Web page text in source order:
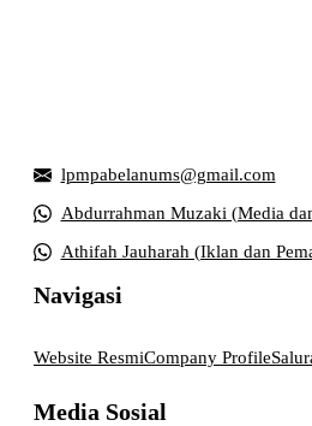
lpmpabelanums@gmail.com
Abdurrahman Muzaki (Media
Athifah Jauharah (Iklan dan
Navigasi
Website ResmiCompany Profile
Media Sosial